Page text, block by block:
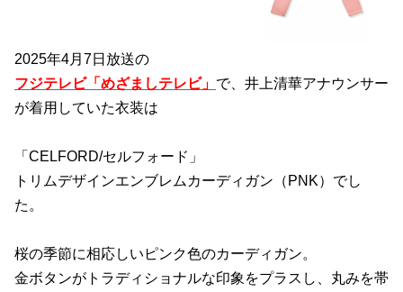
2025年4月7日放送の
フジテレビ「めざましテレビ」 で、井上清華アナウンサー
が着用していた衣装は
「CELFORD/セルフォード」
トリムデザインエンブレムカーディガン（PNK）でし
た。
桜の季節に相応しいピンク色のカーディガン。
金ボタンがトラディショナルな印象をプラスし、丸みを帯